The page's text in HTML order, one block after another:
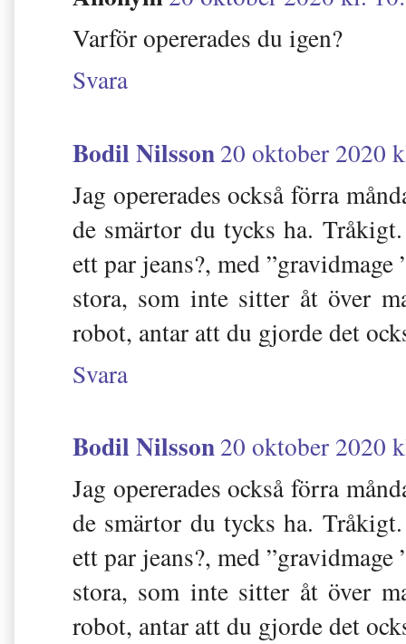
Varför opererades du igen?
Svara
Bodil Nilsson20 oktober 2020
Jag opererades också förra
de smärtor du tycks ha.
ett par jeans?, med
stora, som inte sitter åt över
robot, antar att du gjorde det
Svara
Bodil Nilsson20 oktober 2020
Jag opererades också förra
de smärtor du tycks ha.
ett par jeans?, med
stora, som inte sitter åt över
robot, antar att du gjorde det